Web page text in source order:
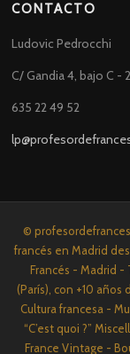
CONTACTO
Ludovic Pedrocchi
C/ Gandia 4, bajo C -
635 22 49 52
©
francés en Madrid
Francés - Madrid -
(París), con +10
Cultura francesa -
“C’est quoi ?”
France Vintage -